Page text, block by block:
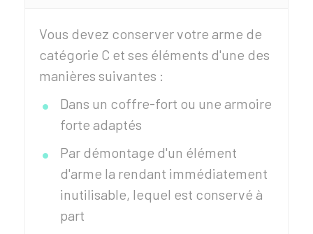
Vous devez conserver votre arme de
catégorie C et ses éléments d'une des
manières suivantes :
Dans un coffre-fort ou une armoire
forte adaptés
Par démontage d'un élément
d'arme la rendant immédiatement
inutilisable, lequel est conservé à
part